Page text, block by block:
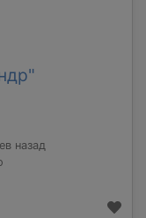
назад